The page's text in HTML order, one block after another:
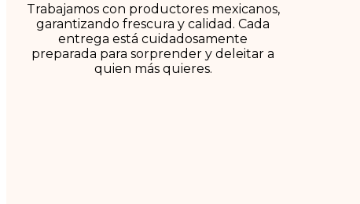
Trabajamos con productores mexicanos,
garantizando frescura y calidad. Cada
entrega está cuidadosamente
preparada para sorprender y deleitar a
quien más quieres.